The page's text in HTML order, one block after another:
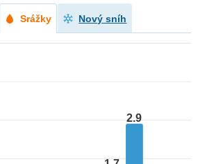
Srážky Nový sníh
2.9